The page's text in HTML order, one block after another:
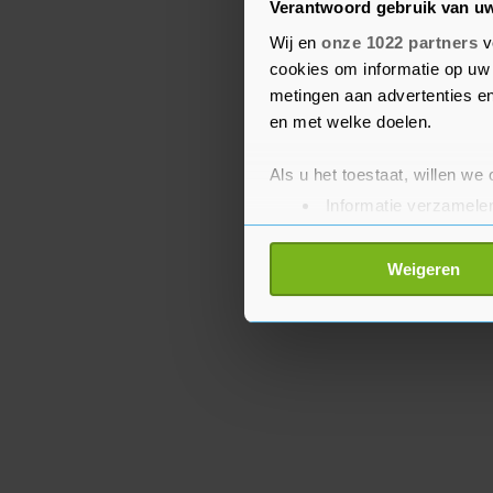
Verantwoord gebruik van
Wij en onze 1022 partners
cookies om informatie op
metingen aan advertenties
en met welke doelen.
Als u het toestaat, willen we
Informatie
Uw apparaat
Lees meer over hoe uw
toestemming op elk moment
Weigeren
De Friezen, onder
Tobiasen, hebben de
verloren en staan
van koploper Ajax.